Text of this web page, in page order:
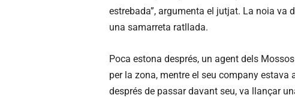
estrebada”, argumenta el jutjat. La noia va
una samarreta ratllada.
Poca estona després, un agent dels
per la zona, mentre el seu company
després de passar davant seu, va llançar